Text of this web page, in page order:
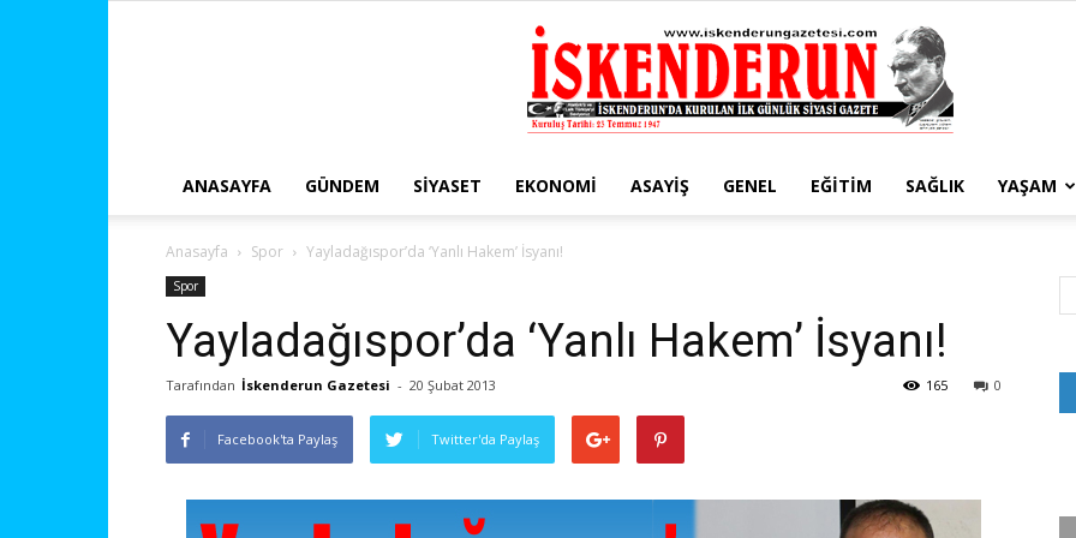
ANASAYFA GÜNDEM SIYASET EKONOMI ASAYIŞ GENEL EĞITIM SAĞLIK YAŞAM
Anasayfa Spor Yayladağıspor’da ‘Yanlı Hakem’ İsyanı!
Spor
Yayladağıspor’da ‘Yanlı Hakem’ İsyanı!
Tarafından İskenderun Gazetesi - 20 Şubat 2013 0
165
Facebook'ta Paylaş Twitter'da Paylaş